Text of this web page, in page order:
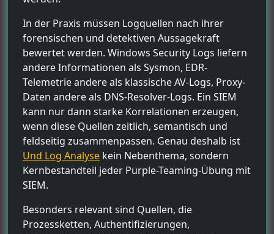
In der Praxis müssen Logquellen nach ihrer
forensischen und detektiven Aussagekraft
bewertet werden. Windows Security Logs liefern
andere Informationen als Sysmon, EDR-
Telemetrie andere als klassische AV-Logs, Proxy-
Daten andere als DNS-Resolver-Logs. Ein SIEM
kann nur dann starke Korrelationen erzeugen,
wenn diese Quellen zeitlich, semantisch und
feldseitig zusammenpassen. Genau deshalb ist
Und Log Analyse kein Nebenthema, sondern
Kernbestandteil jeder Purple-Teaming-Übung mit
SIEM.
Besonders relevant sind Quellen, die
Prozessketten, Authentifizierungen,